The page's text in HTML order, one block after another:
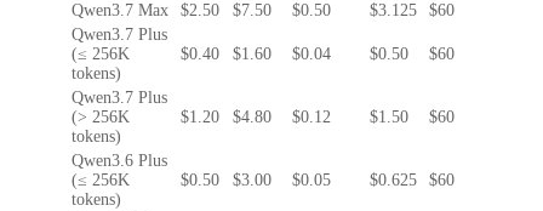
Qwen3.7 Max
$2.50 $7.50 $0.50 $3.125
$60
Qwen3.7 Plus
(≤ 256K
tokens)
$0.40 $1.60 $0.04 $0.50 $60
Qwen3.7 Plus
(> 256K
tokens)
$1.20 $4.80 $0.12 $1.50 $60
Qwen3.6 Plus
(≤ 256K
tokens)
$0.50 $3.00 $0.05 $0.625 $60